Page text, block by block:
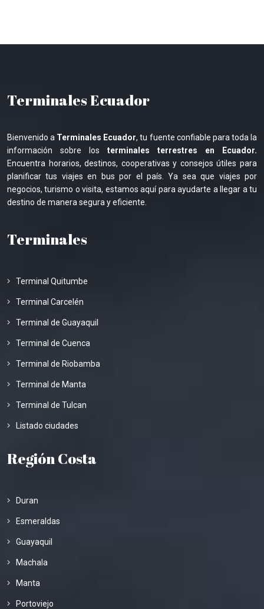
Terminales Ecuador
Bienvenido a Terminales Ecuador, tu fuente confiable para toda la
información sobre los terminales terrestres en Ecuador.
Encuentra horarios, destinos, cooperativas y consejos útiles para
planificar tus viajes en bus por el país. Ya sea que viajes por
negocios, turismo o visita, estamos aquí para ayudarte a llegar a tu
destino de manera segura y eficiente.
Terminales
Terminal Quitumbe
Terminal Carcelén
Terminal de Guayaquil
Terminal de Cuenca
Terminal de Riobamba
Terminal de Manta
Terminal de Tulcan
Listado ciudades
Región Costa
Duran
Esmeraldas
Guayaquil
Machala
Manta
Portoviejo